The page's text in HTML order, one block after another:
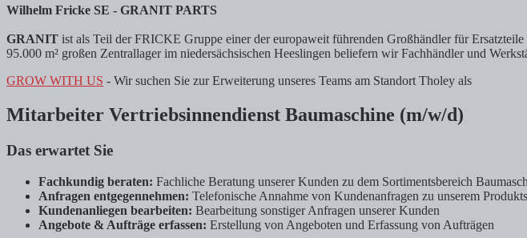
Wilhelm Fricke SE - GRANIT PARTS
GRANIT ist als Teil der FRICKE Gruppe einer der europaweit führenden Großhändler für
95.000 m² großen Zentrallager im niedersächsischen Heeslingen beliefern wir Fachhändler und
GROW WITH US - Wir suchen Sie zur Erweiterung unseres Teams am Standort Tholey als
Mitarbeiter Vertriebsinnendienst Baumaschine (m/w/d)
Das erwartet Sie
Fachkundig beraten: Fachliche Beratung unserer Kunden zu dem Sortimentsbereich
Anfragen entgegennehmen: Telefonische Annahme von Kundenanfragen zu unserem
Kundenanliegen bearbeiten: Bearbeitung sonstiger Anfragen unserer Kunden
Angebote & Aufträge erfassen: Erstellung von Angeboten und Erfassung von Aufträgen